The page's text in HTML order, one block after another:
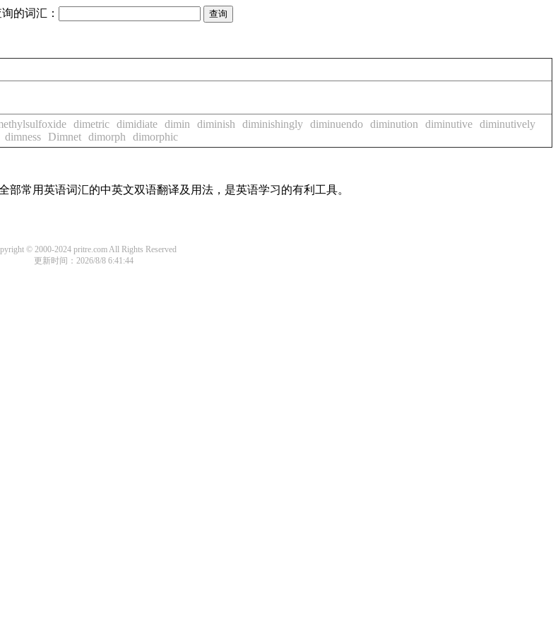
的词汇：
dimetric dimidiate dimin diminish diminishingly diminuendo diminution diminutive diminutively
dimness Dimnet dimorph dimorphic
常用英语词汇的中英文双语翻译及用法，是英语学习的有利工具。
© 2000-2024 pritre.com All Rights Reserved
更新时间：2026/8/8 6:41:44